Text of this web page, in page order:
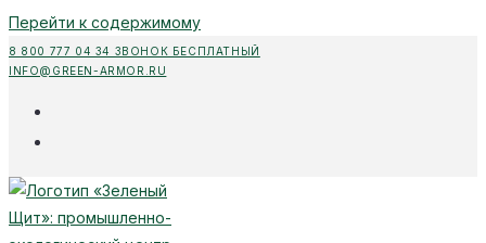
Перейти к содержимому
8 800 777 04 34 ЗВОНОК БЕСПЛАТНЫЙ
INFO@GREEN-ARMOR.RU